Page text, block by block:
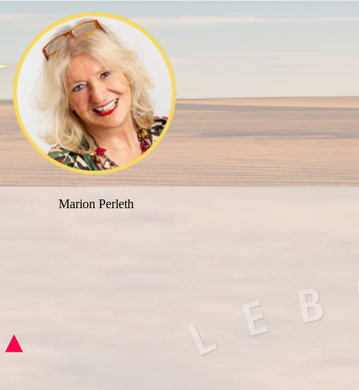
: file_put_contents(result_curl_return.txt): Failed to open
stream: Permission denied in/var/www/html/curl.php
Marion Perleth